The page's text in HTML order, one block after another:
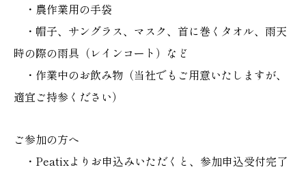
・農作業用の手袋
・帽子、サングラス、マスク、首に巻くタオル、雨天
時の際の雨具（レインコート）など
・作業中のお飲み物（当社でもご用意いたしますが、
適宜ご持参ください）
ご参加の方へ
・Peatixよりお申込みいただくと、参加申込受付完了